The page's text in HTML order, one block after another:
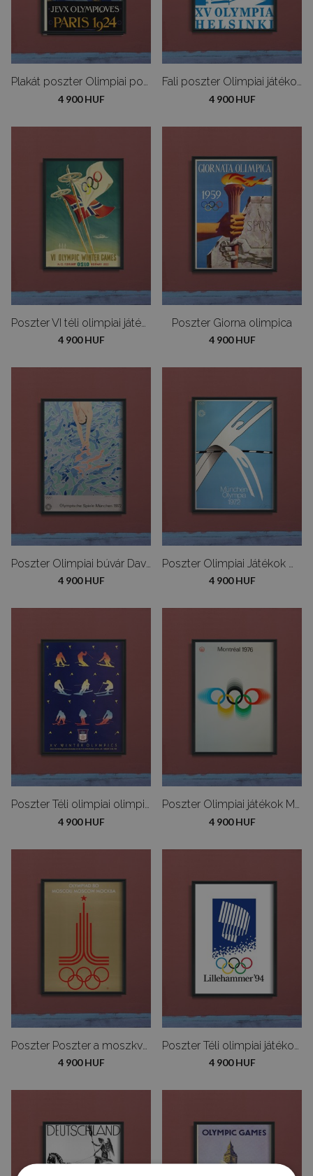
Plakát poszter Olimpiai poszter
4 900 HUF
Fali poszter Olimpiai játékok Helsinkiben
4 900 HUF
4 900 HUF
Poszter Giorna olimpica
4 900 HUF
Poszter Olimpiai búvár David Hockney
4 900 HUF
Poszter Olimpiai Játékok Münchenben Alfonso HÜPPI
4 900 HUF
Poszter Téli olimpiai olimpia Calgary
4 900 HUF
Poszter Olimpiai játékok Montrealban
4 900 HUF
4 900 HUF 4 900 HUF